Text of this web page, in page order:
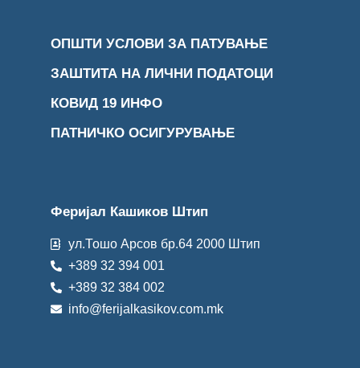
ОПШТИ УСЛОВИ ЗА ПАТУВАЊЕ
ЗАШТИТА НА ЛИЧНИ ПОДАТОЦИ
КОВИД 19 ИНФО
ПАТНИЧКО ОСИГУРУВАЊЕ
Феријал Кашиков Штип
ул.Тошо Арсов бр.64 2000 Штип
+389 32 394 001
+389 32 384 002
info@ferijalkasikov.com.mk